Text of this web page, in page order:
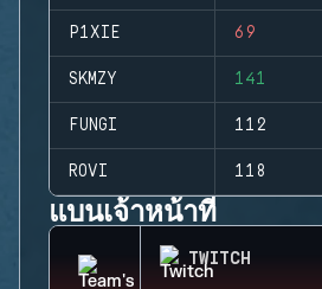
P1XIE 69
SKMZY 141
FUNGI 112
ROVI 118
แบนเจ้าหน้าที่
TWITCH